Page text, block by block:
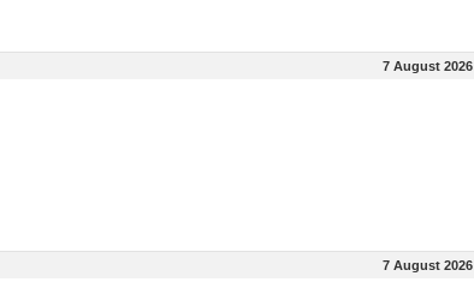
7 August 2026
7 August 2026